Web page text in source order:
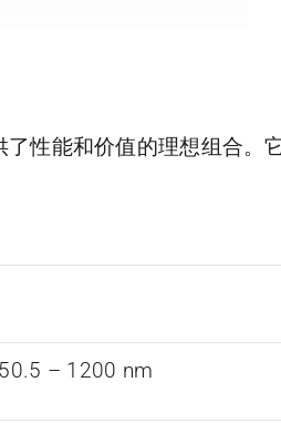
性能和价值的理想组合。
– 1200 nm